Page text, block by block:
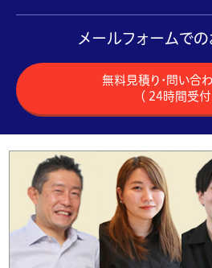
メールフォームで
無料見積り・問い合
（ 24時間受付